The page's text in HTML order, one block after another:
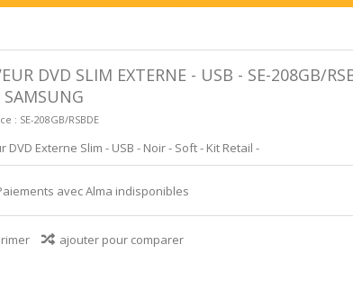
DVD SLIM EXTERNE - USB - SE-208GB/
SAMSUNG
: SE-208GB/RSBDE
DVD Externe Slim - USB - Noir - Soft - Kit Retail -
avec Alma indisponibles
ajouter pour comparer